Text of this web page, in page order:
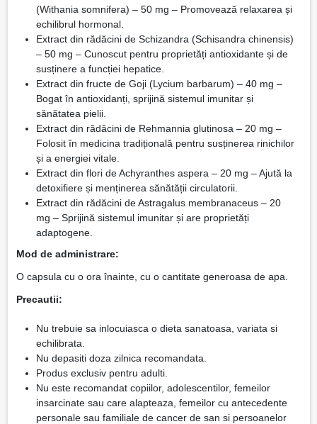
(Withania somnifera) – 50 mg – Promovează relaxarea și
echilibrul hormonal.
Extract din rădăcini de Schizandra (Schisandra chinensis)
– 50 mg – Cunoscut pentru proprietăți antioxidante și de
susținere a funcției hepatice.
Extract din fructe de Goji (Lycium barbarum) – 40 mg –
Bogat în antioxidanți, sprijină sistemul imunitar și
sănătatea pielii.
Extract din rădăcini de Rehmannia glutinosa – 20 mg –
Folosit în medicina tradițională pentru susținerea rinichilor
și a energiei vitale.
Extract din flori de Achyranthes aspera – 20 mg – Ajută la
detoxifiere și menținerea sănătății circulatorii.
Extract din rădăcini de Astragalus membranaceus – 20
mg – Sprijină sistemul imunitar și are proprietăți
adaptogene.
Mod de administrare:
O capsula cu o ora înainte, cu o cantitate generoasa de apa.
Precautii:
Nu trebuie sa inlocuiasca o dieta sanatoasa, variata si
echilibrata.
Nu depasiti doza zilnica recomandata.
Produs exclusiv pentru adulti.
Nu este recomandat copiilor, adolescentilor, femeilor
insarcinate sau care alapteaza, femeilor cu antecedente
personale sau familiale de cancer de san si persoanelor